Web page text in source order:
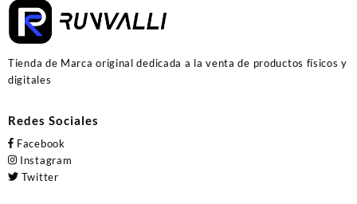
Tienda de Marca original dedicada a la venta de productos físicos y
digitales
Redes Sociales
Facebook
Instagram
Twitter